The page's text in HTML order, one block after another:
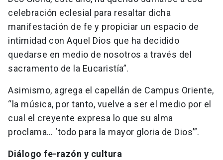
celebración eclesial para resaltar dicha
manifestación de fe y propiciar un espacio de
intimidad con Aquel Dios que ha decidido
quedarse en medio de nosotros a través del
sacramento de la Eucaristía”.
Asimismo, agrega el capellán de Campus Oriente,
“la música, por tanto, vuelve a ser el medio por el
cual el creyente expresa lo que su alma
proclama… ‘todo para la mayor gloria de Dios’”.
Diálogo fe-razón y cultura